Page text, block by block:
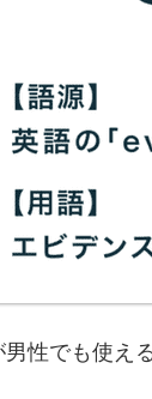
性でも使え